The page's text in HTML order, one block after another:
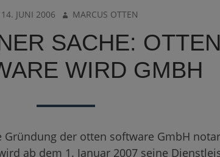
14. JUNI 2006 AUTHOR
MARCUS OTTEN
SACHE: OTTEN
WIRD GMBH
Gründung der otten software GmbH
ab dem 1. Januar 2007 seine